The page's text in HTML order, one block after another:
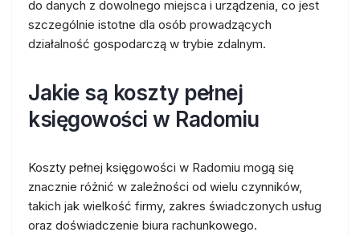
do danych z dowolnego miejsca i urządzenia, co jest
szczególnie istotne dla osób prowadzących
działalność gospodarczą w trybie zdalnym.
Jakie są koszty pełnej
księgowości w Radomiu
Koszty pełnej księgowości w Radomiu mogą się
znacznie różnić w zależności od wielu czynników,
takich jak wielkość firmy, zakres świadczonych usług
oraz doświadczenie biura rachunkowego.